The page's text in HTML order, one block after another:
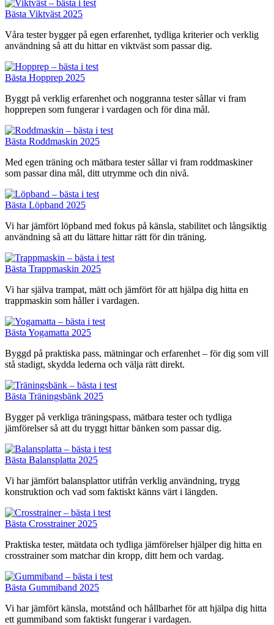
Bästa Viktväst 2025
Våra tester bygger på egen erfarenhet, tydliga kriterier och verklig
användning så att du hittar en viktväst som passar dig.
Bästa Hopprep 2025
Byggt på verklig erfarenhet och noggranna tester sållar vi fram
hopprepen som fungerar i vardagen och för dina mål.
Bästa Roddmaskin 2025
Med egen träning och mätbara tester sållar vi fram roddmaskiner
som passar dina mål, ditt utrymme och din nivå.
Bästa Löpband 2025
Vi har jämfört löpband med fokus på känsla, stabilitet och långsiktig
användning så att du lättare hittar rätt för din träning.
Bästa Trappmaskin 2025
Vi har själva trampat, mätt och jämfört för att hjälpa dig hitta en
trappmaskin som håller i vardagen.
Bästa Yogamatta 2025
Byggd på praktiska pass, mätningar och erfarenhet – för dig som vill
stå stadigt, skydda lederna och välja rätt direkt.
Bästa Träningsbänk 2025
Bygger på verkliga träningspass, mätbara tester och tydliga
jämförelser så att du tryggt hittar bänken som passar dig.
Bästa Balansplatta 2025
Vi har jämfört balansplattor utifrån verklig användning, trygg
konstruktion och vad som faktiskt känns värt i längden.
Bästa Crosstrainer 2025
Praktiska tester, mätdata och tydliga jämförelser hjälper dig hitta en
crosstrainer som matchar din kropp, ditt hem och vardag.
Bästa Gummiband 2025
Vi har jämfört känsla, motstånd och hållbarhet för att hjälpa dig hitta
ett gummiband som faktiskt fungerar i vardagen.